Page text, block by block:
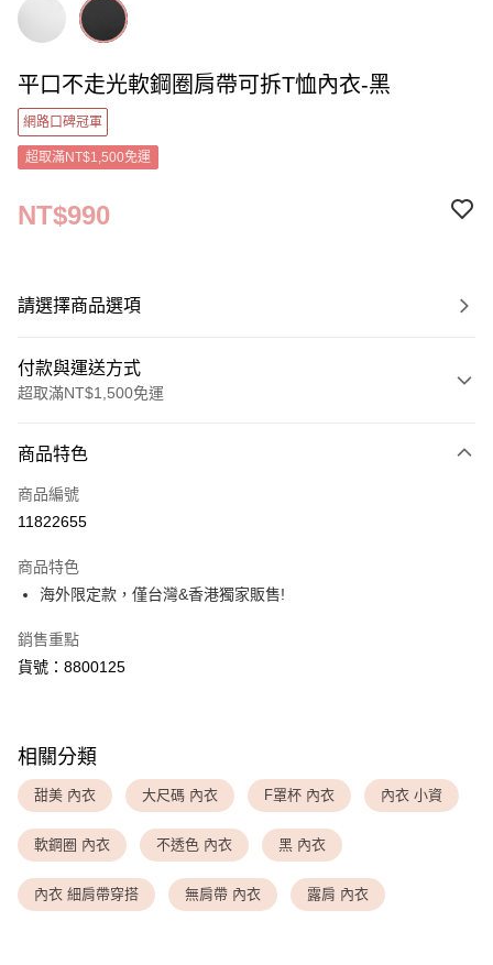
平口不走光軟鋼圈肩帶可拆T恤內衣-黑
網路口碑冠軍
超取滿NT$1,500免運
NT$990
請選擇商品選項
付款與運送方式
超取滿NT$1,500免運
信用卡一次付款
超商取貨付款
Apple Pay
運送方式
全家取貨付款
付款後全家取貨
每筆NT$80，滿NT$1,500(含以上)免運費
每筆NT$9,999
<無合作配送請勿選取>付款後萊爾富取貨
商品特色
商品編號
11822655
商品特色
海外限定款，僅台灣&香港獨家販售!
銷售重點
貨號：8800125
相關分類
甜美 內衣 大尺碼 內衣 F罩杯 內衣 內衣 小資
軟鋼圈 內衣 不透色 內衣 黑 內衣
內衣 細肩帶穿搭 無肩帶 內衣 露肩 內衣